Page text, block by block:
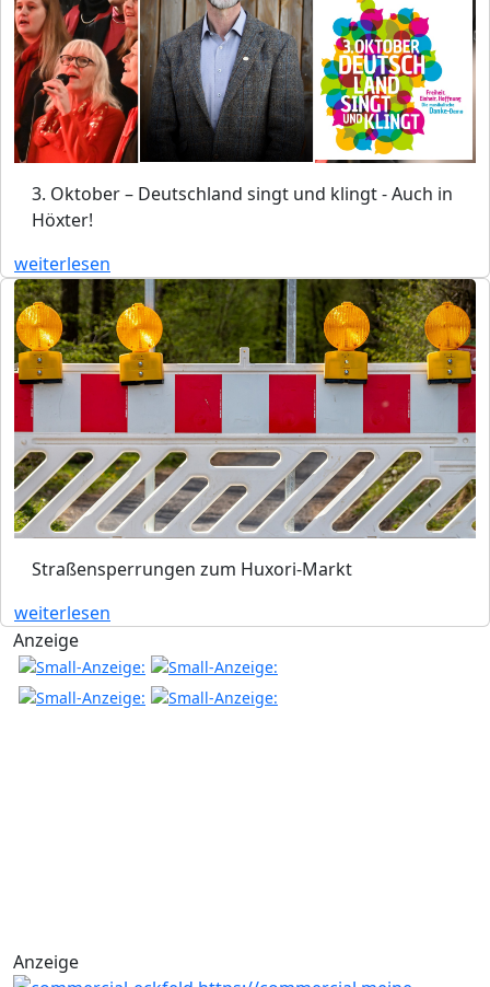
3. Oktober – Deutschland singt und klingt - Auch in
Höxter!
weiterlesen
Straßensperrungen zum Huxori-Markt
weiterlesen
Anzeige
Anzeige